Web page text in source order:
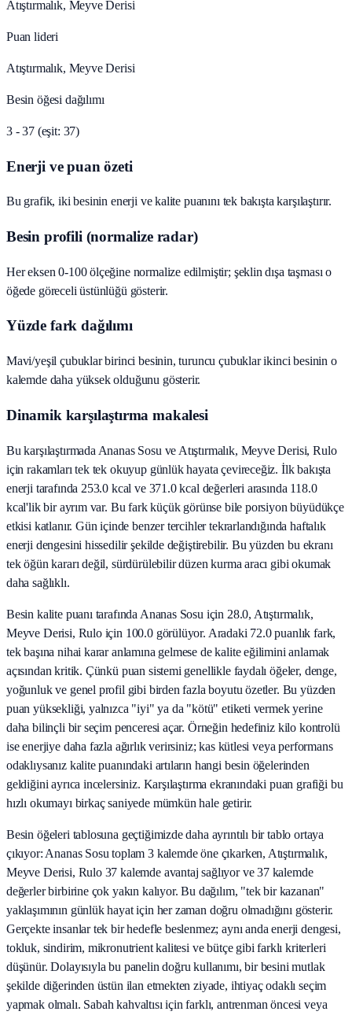
Atıştırmalık, Meyve Derisi
Puan lideri
Atıştırmalık, Meyve Derisi
Besin öğesi dağılımı
3 - 37 (eşit: 37)
Enerji ve puan özeti
Bu grafik, iki besinin enerji ve kalite puanını tek bakışta karşılaştırır.
Besin profili (normalize radar)
Her eksen 0-100 ölçeğine normalize edilmiştir; şeklin dışa taşması o
öğede göreceli üstünlüğü gösterir.
Yüzde fark dağılımı
Mavi/yeşil çubuklar birinci besinin, turuncu çubuklar ikinci besinin o
kalemde daha yüksek olduğunu gösterir.
Dinamik karşılaştırma makalesi
Bu karşılaştırmada Ananas Sosu ve Atıştırmalık, Meyve Derisi, Rulo
için rakamları tek tek okuyup günlük hayata çevireceğiz. İlk bakışta
enerji tarafında 253.0 kcal ve 371.0 kcal değerleri arasında 118.0
kcal'lik bir ayrım var. Bu fark küçük görünse bile porsiyon büyüdükçe
etkisi katlanır. Gün içinde benzer tercihler tekrarlandığında haftalık
enerji dengesini hissedilir şekilde değiştirebilir. Bu yüzden bu ekranı
tek öğün kararı değil, sürdürülebilir düzen kurma aracı gibi okumak
daha sağlıklı.
Besin kalite puanı tarafında Ananas Sosu için 28.0, Atıştırmalık,
Meyve Derisi, Rulo için 100.0 görülüyor. Aradaki 72.0 puanlık fark,
tek başına nihai karar anlamına gelmese de kalite eğilimini anlamak
açısından kritik. Çünkü puan sistemi genellikle faydalı öğeler, denge,
yoğunluk ve genel profil gibi birden fazla boyutu özetler. Bu yüzden
puan yüksekliği, yalnızca "iyi" ya da "kötü" etiketi vermek yerine
daha bilinçli bir seçim penceresi açar. Örneğin hedefiniz kilo kontrolü
ise enerjiye daha fazla ağırlık verirsiniz; kas kütlesi veya performans
odaklıysanız kalite puanındaki artıların hangi besin öğelerinden
geldiğini ayrıca incelersiniz. Karşılaştırma ekranındaki puan grafiği bu
hızlı okumayı birkaç saniyede mümkün hale getirir.
Besin öğeleri tablosuna geçtiğimizde daha ayrıntılı bir tablo ortaya
çıkıyor: Ananas Sosu toplam 3 kalemde öne çıkarken, Atıştırmalık,
Meyve Derisi, Rulo 37 kalemde avantaj sağlıyor ve 37 kalemde
değerler birbirine çok yakın kalıyor. Bu dağılım, "tek bir kazanan"
yaklaşımının günlük hayat için her zaman doğru olmadığını gösterir.
Gerçekte insanlar tek bir hedefle beslenmez; aynı anda enerji dengesi,
tokluk, sindirim, mikronutrient kalitesi ve bütçe gibi farklı kriterleri
düşünür. Dolayısıyla bu panelin doğru kullanımı, bir besini mutlak
şekilde diğerinden üstün ilan etmekten ziyade, ihtiyaç odaklı seçim
yapmak olmalı. Sabah kahvaltısı için farklı, antrenman öncesi veya